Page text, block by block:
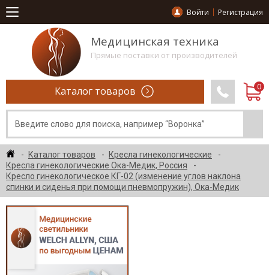
Войти Регистрация
Медицинская техника
Прямые поставки от производителей
Каталог товаров
Каталог товаров
Кресла гинекологические
Кресла гинекологические Ока-Медик, Россия
Кресло гинекологическое КГ-02 (изменение углов наклона
спинки и сиденья при помощи пневмопружин), Ока-Медик